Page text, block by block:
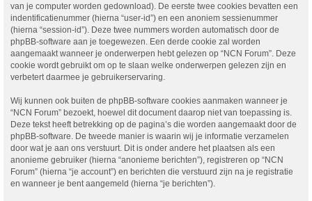
van je computer worden gedownload). De eerste twee cookies bevatten een
indentificatienummer (hierna “user-id”) en een anoniem sessienummer
(hierna “session-id”). Deze twee nummers worden automatisch door de
phpBB-software aan je toegewezen. Een derde cookie zal worden
aangemaakt wanneer je onderwerpen hebt gelezen op “NCN Forum”. Deze
cookie wordt gebruikt om op te slaan welke onderwerpen gelezen zijn en
verbetert daarmee je gebruikerservaring.
Wij kunnen ook buiten de phpBB-software cookies aanmaken wanneer je
“NCN Forum” bezoekt, hoewel dit document daarop niet van toepassing is.
Deze tekst heeft betrekking op de pagina’s die worden aangemaakt door de
phpBB-software. De tweede manier is waarin wij je informatie verzamelen
door wat je aan ons verstuurt. Dit is onder andere het plaatsen als een
anonieme gebruiker (hierna “anonieme berichten”), registreren op “NCN
Forum” (hierna “je account”) en berichten die verstuurd zijn na je registratie
en wanneer je bent aangemeld (hierna “je berichten”).